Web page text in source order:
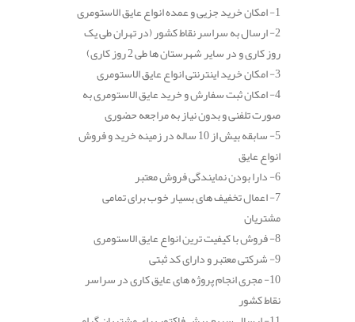
1- امکان خرید جزیی و عمده انواع عایق الاستومری
2- ارسال به سراسر نقاط کشور (در تهران طی یک
روز کاری و در سایر شهرستان ها طی 2 روز کاری)
3- امکان خرید اینترنتی انواع عایق الاستومری
4- امکان ثبت سفارش و خرید عایق الاستومری به
صورت تلفنی و بدون نیاز به مراجعه حضوری
5- سابقه بیش از 10 ساله در زمینه خرید و فروش
انواع عایق
6- دارا بودن نمایندگی فروش معتبر
7- اعمال تخفیف های بسیار خوب برای تمامی
مشتریان
8- فروش با کیفیت ترین انواع عایق الاستومری
9- شرکتی معتبر و دارای کد ثبتی
10- مجری انجام پروژه های عایق کاری در سراسر
نقاط کشور